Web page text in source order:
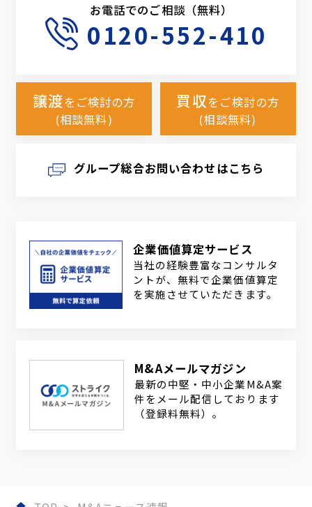
お電話でのご相談（無料）
0120-552-410
譲渡をご検討の方
(相談無料)
買収をご検討の方
(相談無料)
グループ総合お問い合わせはこちら
企業価値算定サービス
当社の経験豊富なコンサルタ
ントが、無料で企業価値算定
を実施させていただきます。
M&Aメールマガジン
最新の中堅・中小企業M&A案
件をメール配信しております
（登録料無料）。